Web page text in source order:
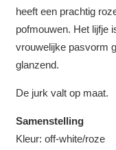
heeft een prachtig
pofmouwen. Het lijfje
vrouwelijke pasvorm
glanzend.
De jurk valt op maat.
Samenstelling
Kleur: off-white/roze